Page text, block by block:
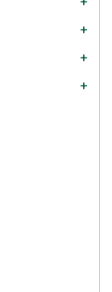
add
add
add